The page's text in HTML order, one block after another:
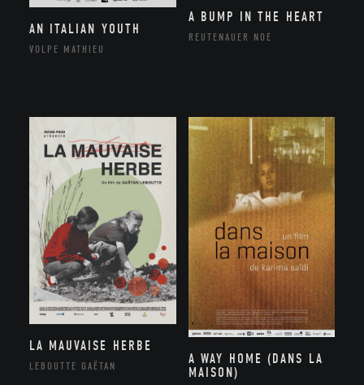
AN ITALIAN YOUTH
VOLPE MATHIEU
A BUMP IN THE HEART
REUTENAUER NOÉ
LA MAUVAISE HERBE
LEBOUTTE GAËTAN
A WAY HOME (DANS LA
MAISON)